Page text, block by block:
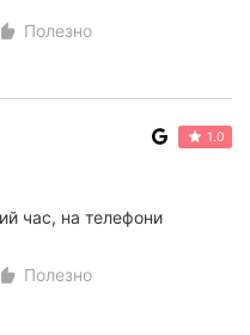
Полезно
1.0
час, на телефони
Полезно